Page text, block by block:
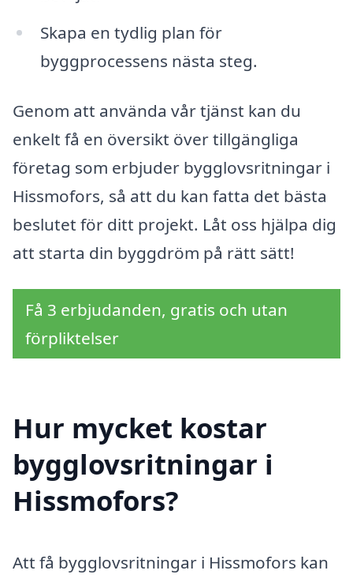
Skapa en tydlig plan för
byggprocessens nästa steg.
Genom att använda vår tjänst kan du
enkelt få en översikt över tillgängliga
företag som erbjuder bygglovsritningar i
Hissmofors, så att du kan fatta det bästa
beslutet för ditt projekt. Låt oss hjälpa dig
att starta din byggdröm på rätt sätt!
Få 3 erbjudanden, gratis och utan
förpliktelser
Hur mycket kostar
bygglovsritningar i
Hissmofors?
Att få bygglovsritningar i Hissmofors kan